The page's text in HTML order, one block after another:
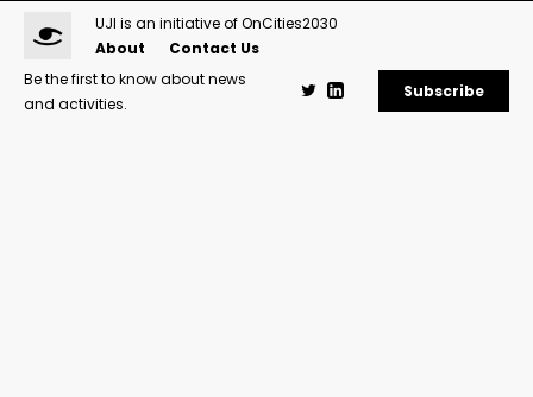
UJI is an initiative of OnCities2030
About
Contact Us
Be the first to know about news
and activities.
Subscribe